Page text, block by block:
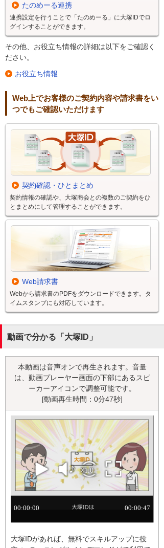
たのめーる連携
連携設定を行うことで「たのめーる」に大塚IDでロ
グインすることができます。
その他、お役立ち情報の詳細は以下をご確認く
ださい。
お役立ち情報
Web上でお客様のご契約内容や請求書をい
つでもご確認いただけます
契約確認・ひとまとめ
契約情報の確認や、大塚商会との複数のご契約をひ
とまとめにして管理することができます。
Web請求書
Webから請求書のPDFをダウンロードできます。タ
イムスタンプにも対応しています。
動画で分かる「大塚ID」
本動画は音声オンで再生されます。音量
は、動画プレーヤー画面の下部にあるスピ
ーカーアイコンで調整可能です。
[動画再生時間：0分47秒]
大塚IDがあれば、無料でスキルアップに役